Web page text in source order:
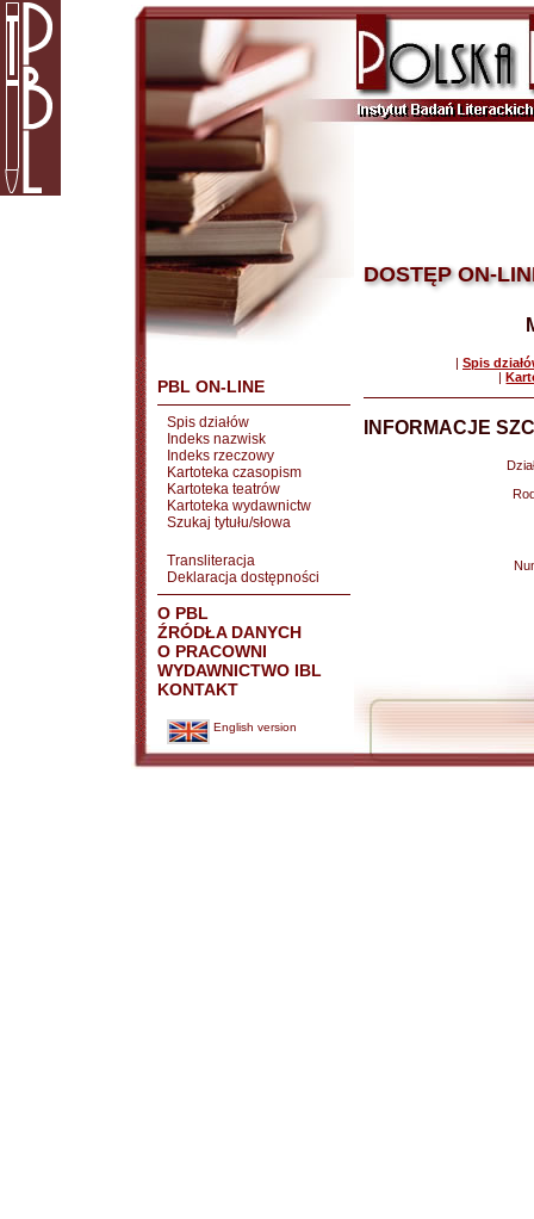
PBL ON-LINE
Spis działów
Indeks nazwisk
Indeks rzeczowy
Kartoteka czasopism
Kartoteka teatrów
Kartoteka wydawnictw
Szukaj tytułu/słowa
Transliteracja
Deklaracja dostępności
O PBL
ŹRÓDŁA DANYCH
O PRACOWNI
WYDAWNICTWO IBL
KONTAKT
English version
DOSTĘP ON-
| Spis
|
INFORMACJE